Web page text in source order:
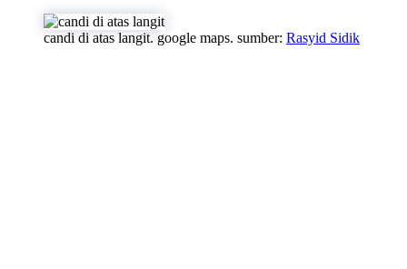
candi di atas langit. google maps. sumber: Rasyid Sidik